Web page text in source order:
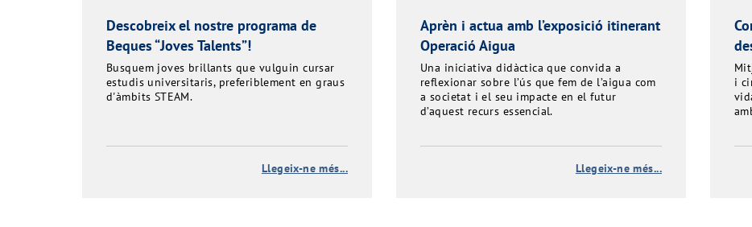
Descobreix el nostre programa de
Beques “Joves Talents”!
Busquem joves brillants que vulguin cursar
estudis universitaris, preferiblement en graus
d'àmbits STEAM.
Llegeix-ne més...
Aprèn i actua amb l’exposició itinerant
Operació Aigua
Una iniciativa didàctica que convida a
reflexionar sobre l’ús que fem de l’aigua com
a societat i el seu impacte en el futur
d’aquest recurs essencial.
Llegeix-ne més...
i